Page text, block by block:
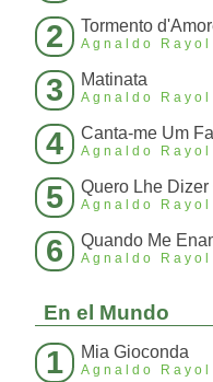
2 Tormento
Agnaldo Rayol
3 Matinata
Agnaldo Rayol
4 Canta-me Um
Agnaldo Rayol
5 Quero Lhe
Agnaldo Rayol
6 Quando Me
Agnaldo Rayol
En el Mundo
1 Mia Gioconda
Agnaldo Rayol